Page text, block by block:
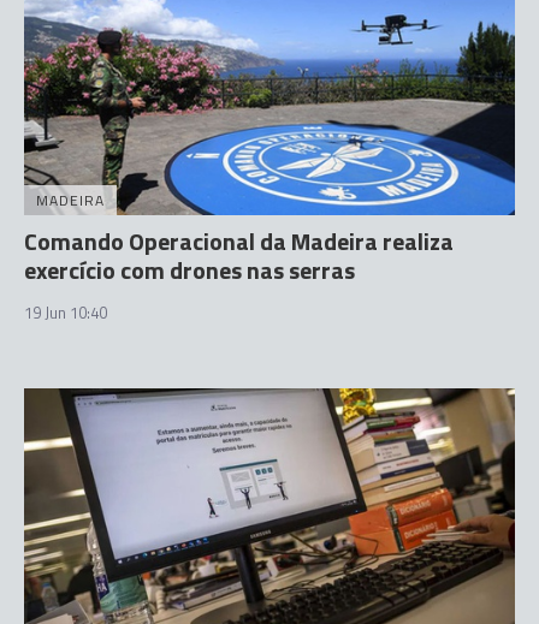
MADEIRA
Comando Operacional da Madeira realiza
exercício com drones nas serras
19 Jun 10:40